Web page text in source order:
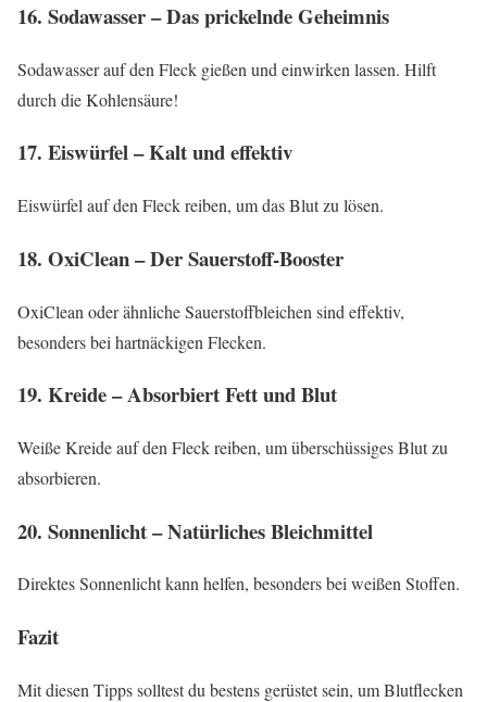
16. Sodawasser – Das prickelnde Geheimnis
Sodawasser auf den Fleck gießen und einwirken lassen. Hilft
durch die Kohlensäure!
17. Eiswürfel – Kalt und effektiv
Eiswürfel auf den Fleck reiben, um das Blut zu lösen.
18. OxiClean – Der Sauerstoff-Booster
OxiClean oder ähnliche Sauerstoffbleichen sind effektiv,
besonders bei hartnäckigen Flecken.
19. Kreide – Absorbiert Fett und Blut
Weiße Kreide auf den Fleck reiben, um überschüssiges Blut zu
absorbieren.
20. Sonnenlicht – Natürliches Bleichmittel
Direktes Sonnenlicht kann helfen, besonders bei weißen Stoffen.
Fazit
Mit diesen Tipps solltest du bestens gerüstet sein, um Blutflecken